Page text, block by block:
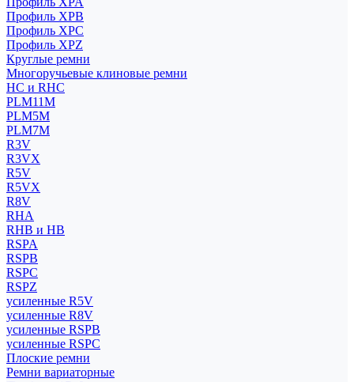
Профиль XPB
Профиль XPC
Профиль XPZ
Круглые ремни
Многоручьевые клиновые ремни
HC и RHC
PLM11M
PLM5M
PLM7M
R3V
R3VX
R5V
R5VX
R8V
RHA
RHB и HB
RSPA
RSPB
RSPC
RSPZ
усиленные R5V
усиленные R8V
усиленные RSPB
усиленные RSPC
Плоские ремни
Ремни вариаторные